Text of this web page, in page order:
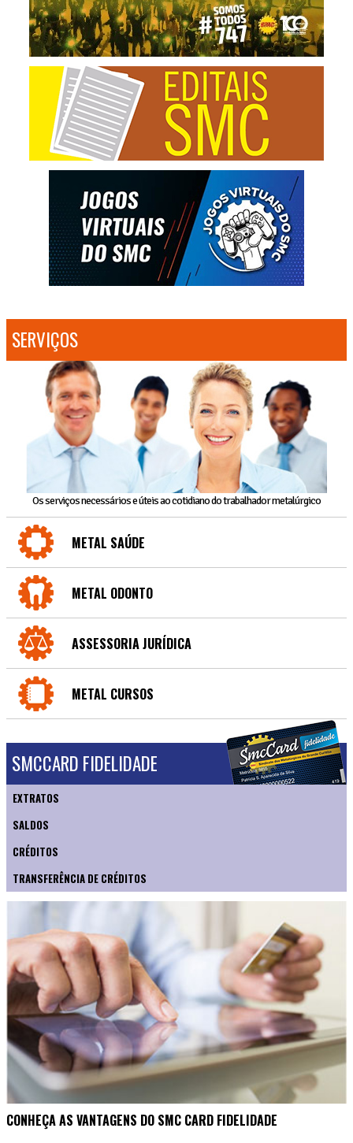
SERVIÇOS
Os serviços necessários e úteis ao cotidiano do trabalhador metalúrgico
METAL SAÚDE
METAL ODONTO
ASSESSORIA JURÍDICA
METAL CURSOS
SMCCARD FIDELIDADE
EXTRATOS
SALDOS
CRÉDITOS
TRANSFERÊNCIA DE CRÉDITOS
CONHEÇA AS VANTAGENS DO SMC CARD FIDELIDADE